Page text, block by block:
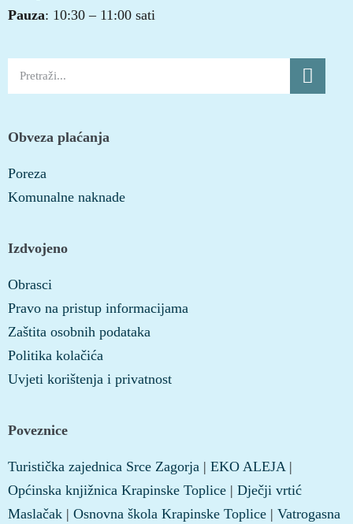
Pauza: 10:30 – 11:00 sati
Obveza plaćanja
Poreza
Komunalne naknade
Izdvojeno
Obrasci
Pravo na pristup informacijama
Zaštita osobnih podataka
Politika kolačića
Uvjeti korištenja i privatnost
Poveznice
Turistička zajednica Srce Zagorja | EKO ALEJA|
Općinska knjižnica Krapinske Toplice | Dječji vrtić
Maslačak | Osnovna škola Krapinske Toplice | Vatrogasna